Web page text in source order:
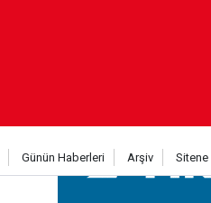
Günün Haberleri Arşiv Sitene